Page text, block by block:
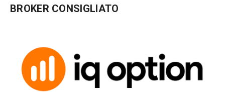
BROKER CONSIGLIATO